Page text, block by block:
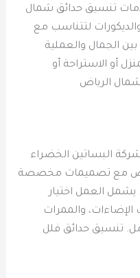
تنسيق حدائق شمال
لتتناسب مع
الجمال والعملية
أو الاستراحة أو
شمال الرياض
البساتين الخضراء
مع تصميمات مخصصة
العمل اختيار
الإضاءات، والممرات
تنسيق حدائق فلل